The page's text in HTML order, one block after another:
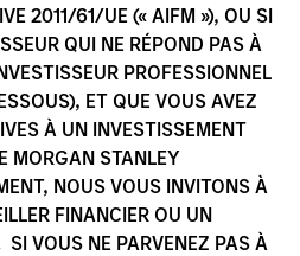
2011/61/UE (« AIFM »), OU SI
QUI NE RÉPOND PAS À
PROFESSIONNEL
ET QUE VOUS AVEZ
À UN INVESTISSEMENT
MORGAN STANLEY
NOUS VOUS INVITONS À
FINANCIER OU UN
SI VOUS NE PARVENEZ PAS À